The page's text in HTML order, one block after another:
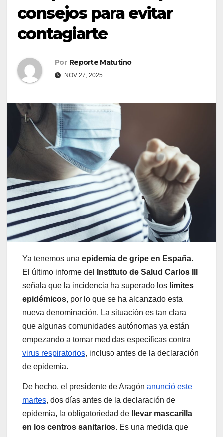
consejos para evitar
contagiarte
Por Reporte Matutino
NOV 27, 2025
Ya tenemos una epidemia de gripe en España.
El último informe del
Instituto de Salud Carlos III
señala que la incidencia ha superado los límites
epidémicos, por lo que se ha alcanzado esta
nueva denominación. La situación es tan clara
que algunas comunidades autónomas ya están
empezando a tomar medidas específicas contra
virus respiratorios, incluso antes de la declaración
de epidemia.
De hecho, el presidente de Aragón anunció este
martes, dos días antes de la declaración de
epidemia, la obligatoriedad de llevar mascarilla
en los centros sanitarios. Es una medida que